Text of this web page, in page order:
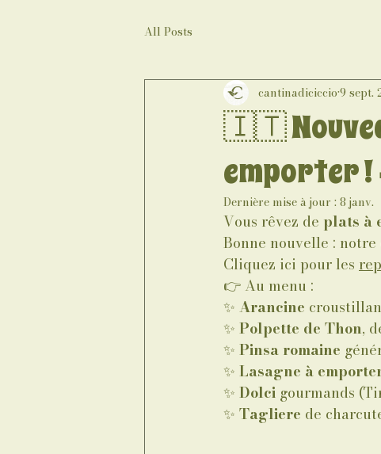
All Posts
🇮🇹
emporter !
cantinadiciccio9 sept.
Dernière mise à jour : 8 janv.
Vous rêvez de plats à
Bonne nouvelle :
Cliquez ici pour les
👉 Au menu :
✨ Arancine
✨ Polpette de Thon,
✨ Pinsa romaine
✨ Lasagne à
✨ Dolci gourmands
✨ Tagliere de